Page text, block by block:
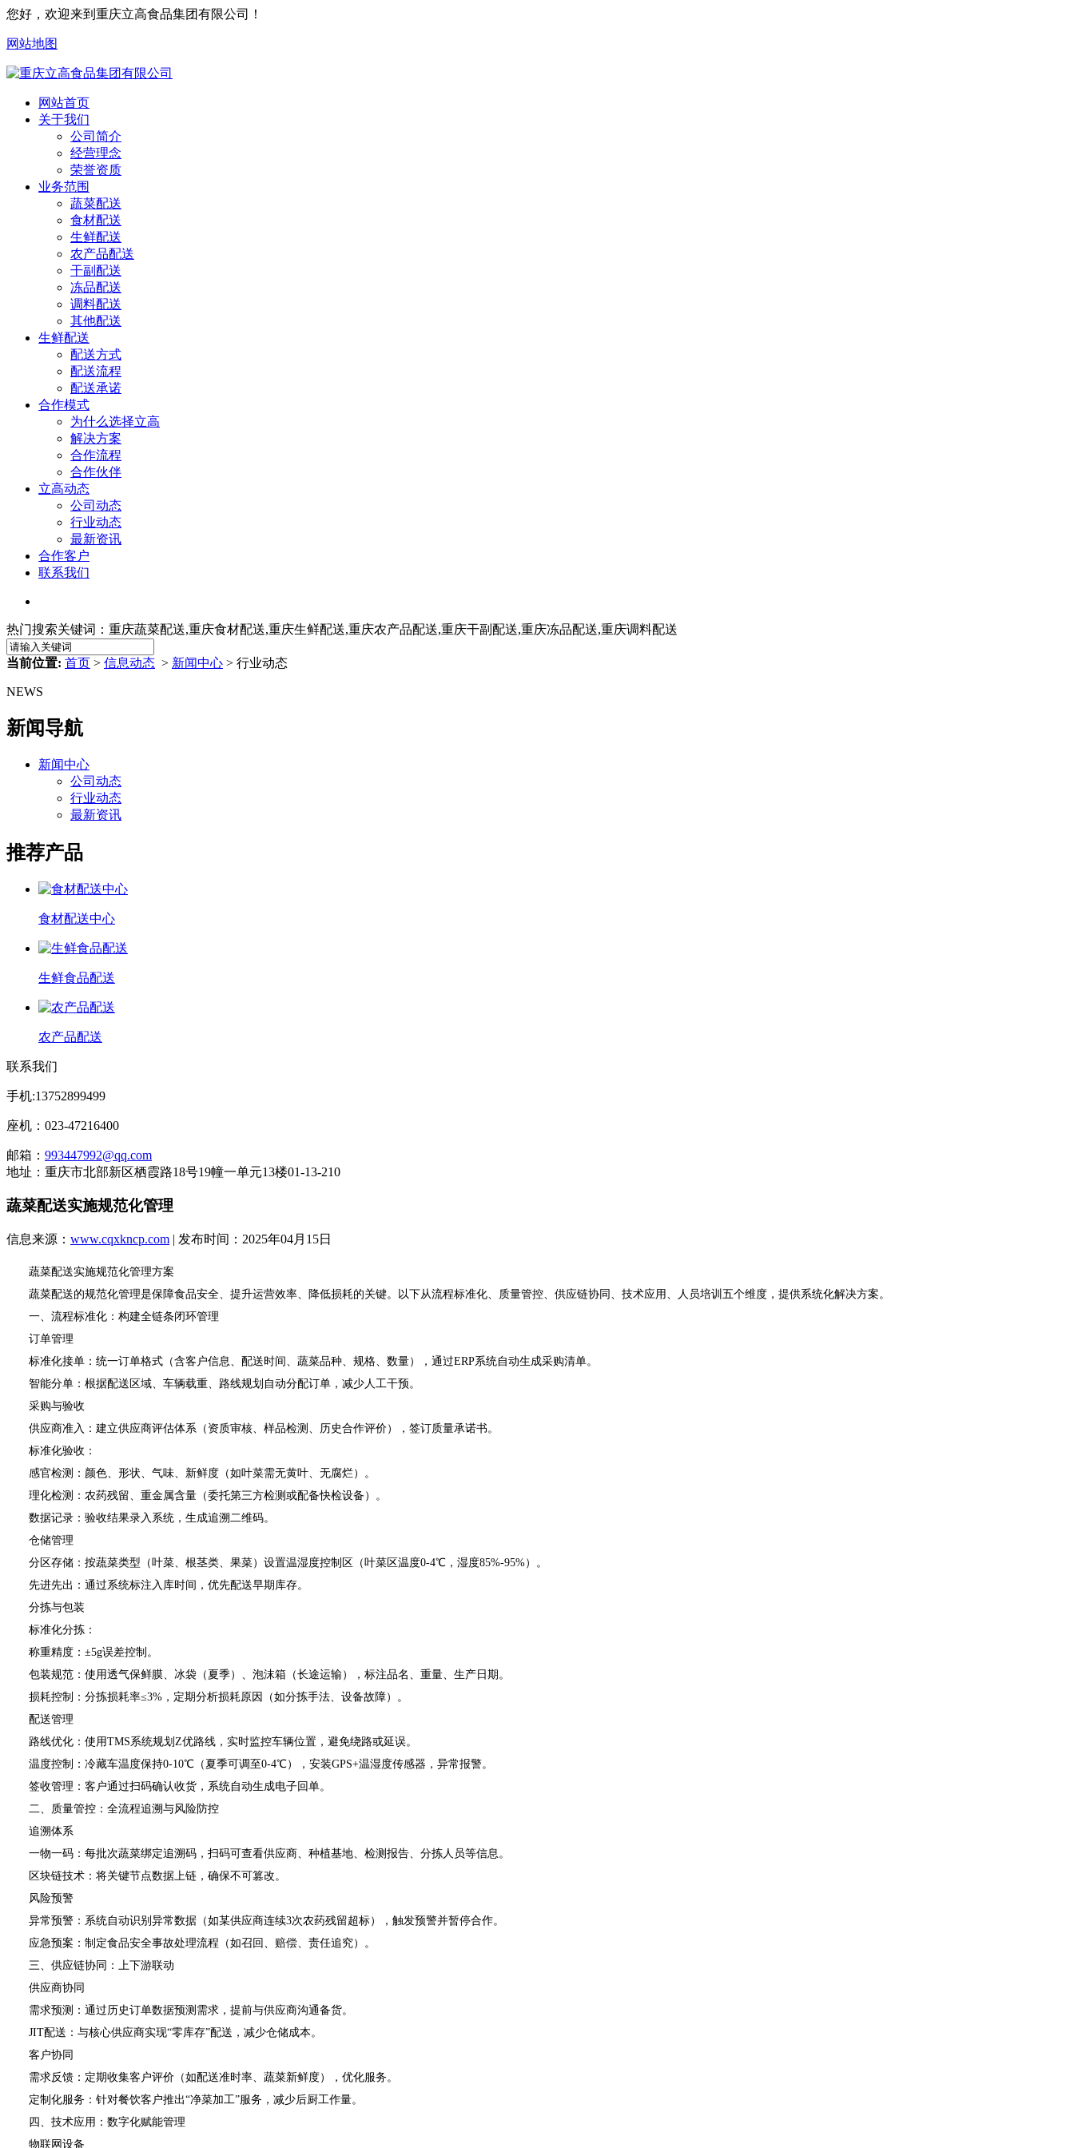
您好，欢迎来到重庆立高食品集团有限公司！
网站地图
网站首页
关于我们
公司简介
经营理念
荣誉资质
业务范围
蔬菜配送
食材配送
生鲜配送
农产品配送
干副配送
冻品配送
调料配送
其他配送
生鲜配送
配送方式
配送流程
配送承诺
合作模式
为什么选择立高
解决方案
合作流程
合作伙伴
立高动态
公司动态
行业动态
最新资讯
合作客户
联系我们
热门搜索关键词：重庆蔬菜配送,重庆食材配送,重庆生鲜配送,重庆农产品配送,重庆干副配送,重庆冻品配送,重庆调料配送
当前位置: 首页 > 信息动态 > 新闻中心 > 行业动态
NEWS
新闻导航
新闻中心
公司动态
行业动态
最新资讯
推荐产品
食材配送中心
生鲜食品配送
农产品配送
联系我们
手机:13752899499
座机：023-47216400
邮箱： 993447992@qq.com
地址：重庆市北部新区栖霞路18号19幢一单元13楼01-13-210
蔬菜配送实施规范化管理
信息来源： www.cqxkncp.com | 发布时间：2025年04月15日
蔬菜配送实施规范化管理方案
蔬菜配送的规范化管理是保障食品安全、提升运营效率、降低损耗的关键。以下从流程标准化、质量管控、供应链协同、技术应用、人员培训五个维度，提供系统化解决方案。
一、流程标准化：构建全链条闭环管理
订单管理
标准化接单：统一订单格式（含客户信息、配送时间、蔬菜品种、规格、数量），通过ERP系统自动生成采购清单。
智能分单：根据配送区域、车辆载重、路线规划自动分配订单，减少人工干预。
采购与验收
供应商准入：建立供应商评估体系（资质审核、样品检测、历史合作评价），签订质量承诺书。
标准化验收：
感官检测：颜色、形状、气味、新鲜度（如叶菜需无黄叶、无腐烂）。
理化检测：农药残留、重金属含量（委托第三方检测或配备快检设备）。
数据记录：验收结果录入系统，生成追溯二维码。
仓储管理
分区存储：按蔬菜类型（叶菜、根茎类、果菜）设置温湿度控制区（叶菜区温度0-4℃，湿度85%-95%）。
先进先出：通过系统标注入库时间，优先配送早期库存。
分拣与包装
标准化分拣：
称重精度：±5g误差控制。
包装规范：使用透气保鲜膜、冰袋（夏季）、泡沫箱（长途运输），标注品名、重量、生产日期。
损耗控制：分拣损耗率≤3%，定期分析损耗原因（如分拣手法、设备故障）。
配送管理
路线优化：使用TMS系统规划Z优路线，实时监控车辆位置，避免绕路或延误。
温度控制：冷藏车温度保持0-10℃（夏季可调至0-4℃），安装GPS+温湿度传感器，异常报警。
签收管理：客户通过扫码确认收货，系统自动生成电子回单。
二、质量管控：全流程追溯与风险防控
追溯体系
一物一码：每批次蔬菜绑定追溯码，扫码可查看供应商、种植基地、检测报告、分拣人员等信息。
区块链技术：将关键节点数据上链，确保不可篡改。
风险预警
异常预警：系统自动识别异常数据（如某供应商连续3次农药残留超标），触发预警并暂停合作。
应急预案：制定食品安全事故处理流程（如召回、赔偿、责任追究）。
三、供应链协同：上下游联动
供应商协同
需求预测：通过历史订单数据预测需求，提前与供应商沟通备货。
JIT配送：与核心供应商实现“零库存”配送，减少仓储成本。
客户协同
需求反馈：定期收集客户评价（如配送准时率、蔬菜新鲜度），优化服务。
定制化服务：针对餐饮客户推出“净菜加工”服务，减少后厨工作量。
四、技术应用：数字化赋能管理
物联网设备